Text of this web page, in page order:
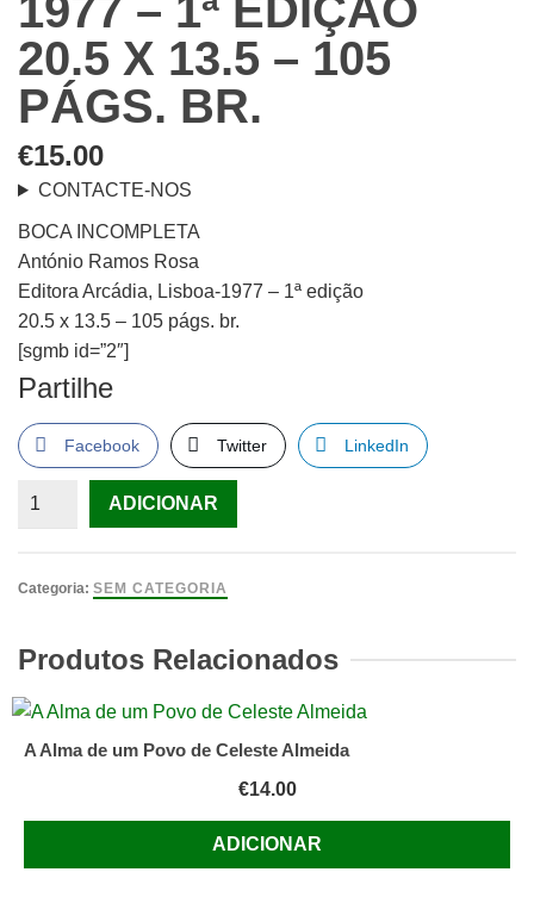
1977 – 1ª EDIÇÃO
20.5 X 13.5 – 105
PÁGS. BR.
€15.00
CONTACTE-NOS
BOCA INCOMPLETA
António Ramos Rosa
Editora Arcádia, Lisboa-1977 – 1ª edição
20.5 x 13.5 – 105 págs. br.
[sgmb id=”2″]
Partilhe
Facebook Twitter LinkedIn
Quantidade
INCOMPLETA
Rosa
Editora
Lisboa-
–
ADICIONAR
Categoria: SEM CATEGORIA
Produtos Relacionados
A Alma de um Povo de Celeste Almeida
€14.00
ADICIONAR